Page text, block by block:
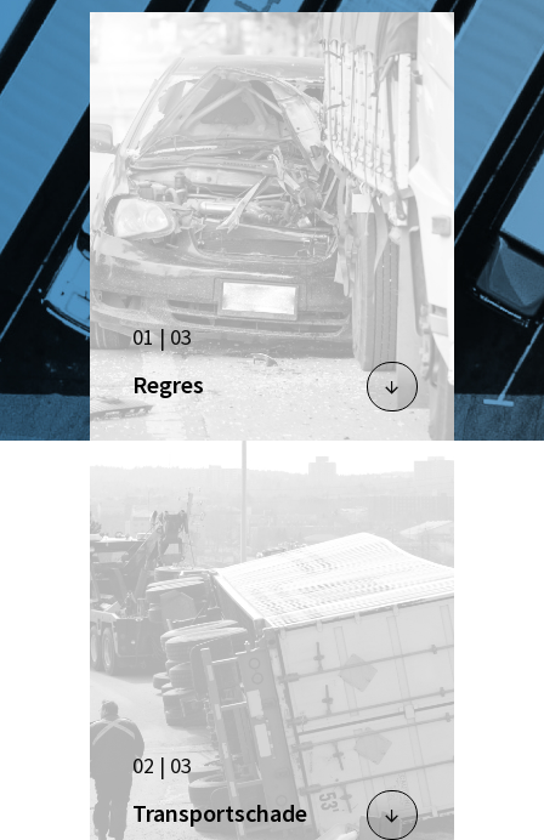
01 | 03
Regres
02 | 03
Transportschade